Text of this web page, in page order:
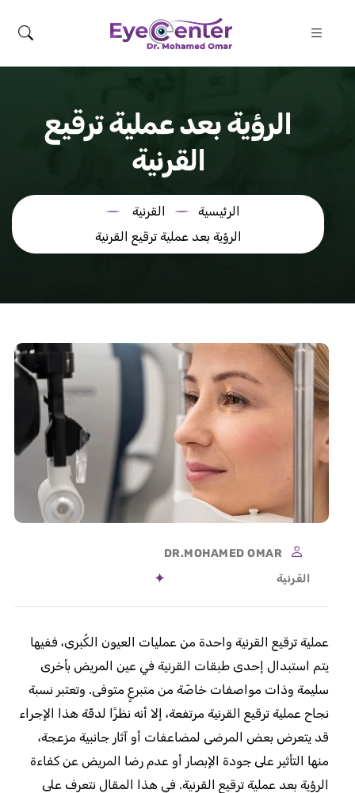
الرؤية بعد عملية ترقيع
القرنية
الرئيسية
القرنية
الرؤية بعد عملية ترقيع القرنية
DR.MOHAMED OMAR
القرنية
عملية ترقيع القرنية واحدة من عمليات العيون الكُبرى، ففيها
يتم استبدال إحدى طبقات القرنية في عين المريض بأخرى
سليمة وذات مواصفات خاصّة من متبرعٍ متوفى. وتعتبر نسبة
نجاح عملية ترقيع القرنية مرتفعة، إلا أنه نظرًا لدقّة هذا الإجراء
قد يتعرض بعض المرضى لمضاعفات أو آثار جانبية مزعجة،
منها التأثير على جودة الإبصار أو عدم رضا المريض عن كفاءة
الرؤية بعد عملية ترقيع القرنية. في هذا المقال نتعرف على